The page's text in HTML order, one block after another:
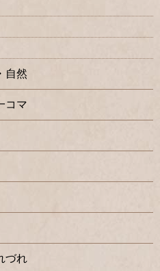
自然
コマ
づれ